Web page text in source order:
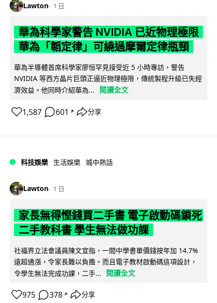
Lawton 1 日
華為科學家警告 NVIDIA 已近物理極限
華為「韜定律」可繞過摩爾定律瓶頸
華為半導體首席科學家廖恒罕見接受近 5 小時專訪，警告
NVIDIA 等西方晶片巨頭正逼近物理極限，傳統製程升級已失經
濟效益。他同時介紹華為...
閱讀全文
1,587 601 ↗ 分享
科技娛樂 生活娛樂 城中熱話
Lawton 1 日
家長無得慳錢買二手書 電子啟動碼鎖死
二手教科書 學生無法做功課
社福界立法會議員陳文宜指，一間中學書單價錢按年加 14.7%
遠超通漲，令家長難以負擔。而且電子教材啟動碼這項設計，
令學生無法完成功課，二手...
閱讀全文
975 378 ↗ 分享